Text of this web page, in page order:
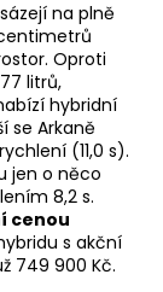
na plně
Oproti
litrů,
hybridní
se Arkaně
(11,0 s).
jen o něco
8,2 s.
cenou
s akční
749 900 Kč.